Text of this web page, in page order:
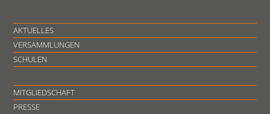
AKTUELLES
VERSAMMLUNGEN
SCHULEN
MITGLIEDSCHAFT
PRESSE